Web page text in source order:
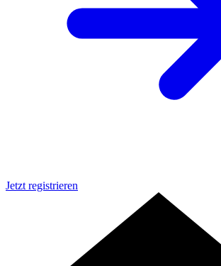
Jetzt registrieren